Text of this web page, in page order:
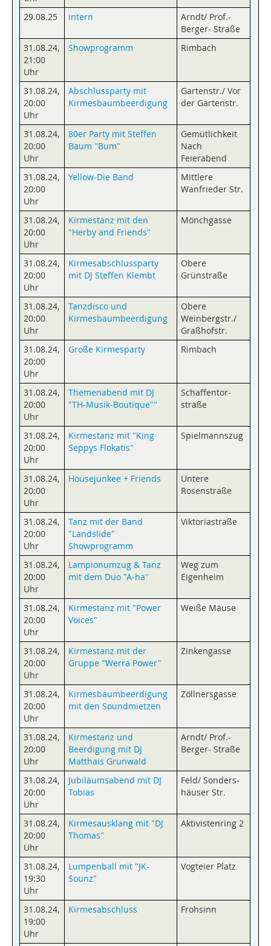
29.08.25
intern
Arndt/ Prof.-
Berger- Straße
31.08.24,
21:00
Uhr
Showprogramm Rimbach
31.08.24,
20:00
Uhr
Abschlussparty mit
Kirmesbaumbeerdigung
Gartenstr./ Vor
der Gartenstr.
31.08.24,
20:00
Uhr
80er Party mit Steffen
Baum "Bum"
Gemütlichkeit
Nach
Feierabend
31.08.24,
20:00
Uhr
Yellow-Die Band
Mittlere
Wanfrieder Str.
31.08.24,
20:00
Uhr
Kirmestanz mit den
"Herby and Friends"
Mönchgasse
31.08.24,
20:00
Uhr
Kirmesabschlussparty
mit DJ Steffen Klembt
Obere
Grünstraße
31.08.24,
20:00
Uhr
Tanzdisco und
Kirmesbaumbeerdigung
Obere
Weinbergstr./
Graßhofstr.
31.08.24,
20:00
Uhr
Große Kirmesparty Rimbach
31.08.24,
20:00
Uhr
Themenabend mit DJ
"TH-Musik-Boutique""
Schaffentor­
straße
31.08.24,
20:00
Uhr
Kirmestanz mit "King
Seppys Flokatis"
Spielmannszug
31.08.24,
20:00
Uhr
Housejunkee + Friends
Untere
Rosenstraße
31.08.24,
20:00
Uhr
Tanz mit der Band
"Landslide"
Showprogramm
Viktoriastraße
31.08.24,
20:00
Uhr
Lampionumzug & Tanz
mit dem Duo "A-ha"
Weg zum
Eigenheim
31.08.24,
20:00
Uhr
Kirmestanz mit "Power
Voices"
Weiße Mäuse
31.08.24,
20:00
Uhr
Kirmestanz mit der
Gruppe "Werra Power"
Zinkengasse
31.08.24,
20:00
Uhr
Kirmesbaumbeerdigung
mit den Soundmietzen
Zöllnersgasse
31.08.24,
20:00
Uhr
Kirmestanz und
Beerdigung mit DJ
Matthais Grunwald
Arndt/ Prof.-
Berger- Straße
31.08.24,
20:00
Uhr
Jubiläumsabend mit DJ
Tobias
Feld/ Sonders­
häuser Str.
31.08.24,
20:00
Uhr
Kirmesausklang mit "DJ
Thomas"
Aktivistenring 2
31.08.24,
19:30
Uhr
Lumpenball mit "JK-
Sounz"
Vogteier Platz
31.08.24,
19:00
Uhr
Kirmesabschluss Frohsinn